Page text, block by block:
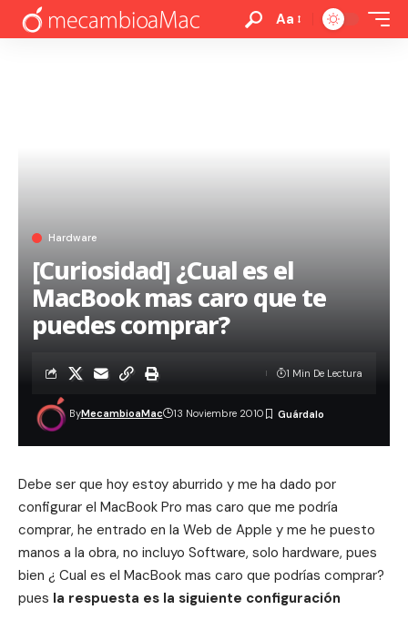
Aa
Hardware
[Curiosidad] ¿Cual es el
MacBook mas caro que te
puedes comprar?
ByMecambioaMac 13 Noviembre 2010
1 Min De Lectura
Debe ser que hoy estoy aburrido y me ha dado por
configurar el MacBook Pro mas caro que me podría
comprar, he entrado en la Web de Apple y me he puesto
manos a la obra, no incluyo Software, solo hardware, pues
bien ¿ Cual es el MacBook mas caro que podrías comprar?
pues la respuesta es la siguiente configuración